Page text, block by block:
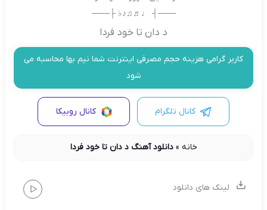
───┤ ♩♬♫♪♭ ├───
د دان تا خود فردا
کاربر گرامی هزینه حجم مصرفی اینترنت شما نیم بها محاسبه می
شود
کانال تلگرام کانال روبیکا
خانه »دانلود آهنگ د دان تا خود فردا
لینک های دانلود